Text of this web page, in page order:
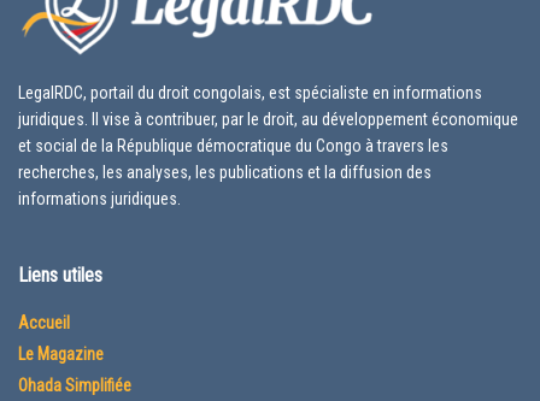
LegalRDC, portail du droit congolais, est spécialiste en informations
juridiques. Il vise à contribuer, par le droit, au développement économique
et social de la République démocratique du Congo à travers les
recherches, les analyses, les publications et la diffusion des
informations juridiques.
Liens utiles
Accueil
Le Magazine
Ohada Simplifiée